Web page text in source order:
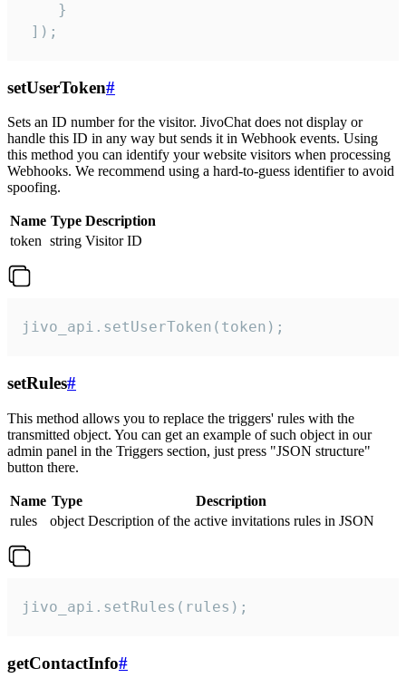
    }
]);
setUserToken#
Sets an ID number for the visitor. JivoChat does not display or
handle this ID in any way but sends it in Webhook events. Using
this method you can identify your website visitors when processing
Webhooks. We recommend using a hard-to-guess identifier to avoid
spoofing.
Name Type Description
token string Visitor ID
jivo_api.setUserToken(token);
setRules#
This method allows you to replace the triggers' rules with the
transmitted object. You can get an example of such object in our
admin panel in the Triggers section, just press "JSON structure"
button there.
Name Type
Description
rules
object Description of the active invitations rules in JSON
jivo_api.setRules(rules);
getContactInfo#